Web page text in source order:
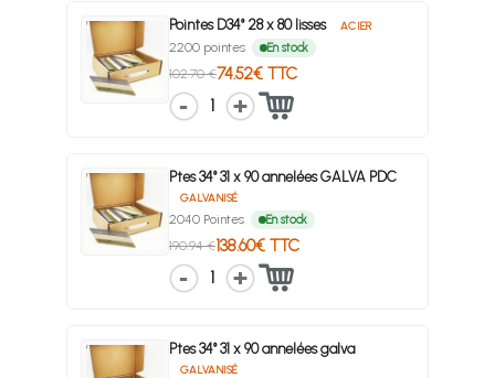
Pointes D34° 28 x 80 lisses ACIER
2200 pointes En stock
102.70 €74.52€ TTC
1
Ptes 34° 31 x 90 annelées GALVA PDC
GALVANISÉ
2040 Pointes En stock
190.94 €138.60€ TTC
1
Ptes 34° 31 x 90 annelées galva
GALVANISÉ